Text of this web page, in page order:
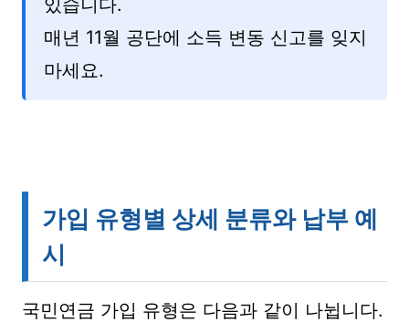
있습니다.
매년 11월 공단에 소득 변동 신고를 잊지
마세요.
가입 유형별 상세 분류와 납부 예
시
국민연금 가입 유형은 다음과 같이 나뉩니다.